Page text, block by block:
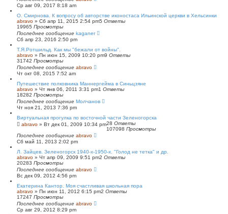
Ср авг 09, 2017 8:18 am
O. Смирнова. К вопросу об авторстве иконостаса Ильинской церкви в Хельсинки
abravo » Сб апр 11, 2015 2:54 pm5 Ответы
19965 Просмотры
Последнее сообщение kaganer
Сб апр 23, 2016 2:50 pm
Т.Я.Ротшильд. Как мы "бежали от войны".
abravo » Пн июн 15, 2009 10:20 pm9 Ответы
31742 Просмотры
Последнее сообщение abravo
Чт окт 08, 2015 7:52 am
Путешествие полковника Маннергейма в Синьцзяне
abravo » Чт янв 06, 2011 3:31 pm1 Ответы
18282 Просмотры
Последнее сообщение Молчанов
Чт ноя 21, 2013 7:36 pm
Виртуальная прогулка по восточной части Зеленогорска
abravo » Вт дек 01, 2009 10:34 pm28 Ответы
107098 Просмотры
Последнее сообщение abravo
Сб май 11, 2013 2:02 pm
Л. Зайцев. Зеленогорск 1940-х-1950-х. "Голод не тетка" и др.
abravo » Чт апр 09, 2009 9:51 pm2 Ответы
20283 Просмотры
Последнее сообщение abravo
Вс дек 09, 2012 4:56 pm
Екатерина Кантор. Моя счастливая школьная пора
abravo » Пн июн 11, 2012 6:15 pm2 Ответы
17247 Просмотры
Последнее сообщение abravo
Ср авг 29, 2012 8:29 pm